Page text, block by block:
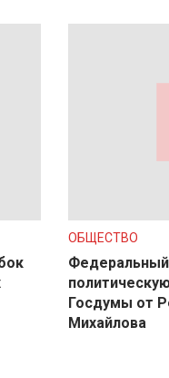
ОБЩЕСТВО
Федеральный
Госдумы от
Михайлова